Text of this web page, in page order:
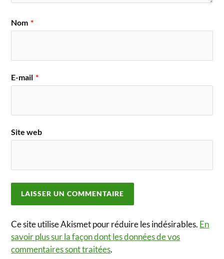
Nom *
E-mail *
Site web
Ce site utilise Akismet pour réduire les indésirables. En
savoir plus sur la façon dont les données de vos
commentaires sont traitées.